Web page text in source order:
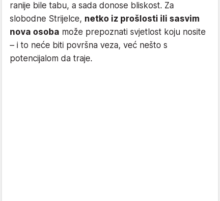
ranije bile tabu, a sada donose bliskost. Za
slobodne Strijelce, netko iz prošlosti ili sasvim
nova osoba može prepoznati svjetlost koju nosite
– i to neće biti površna veza, već nešto s
potencijalom da traje.